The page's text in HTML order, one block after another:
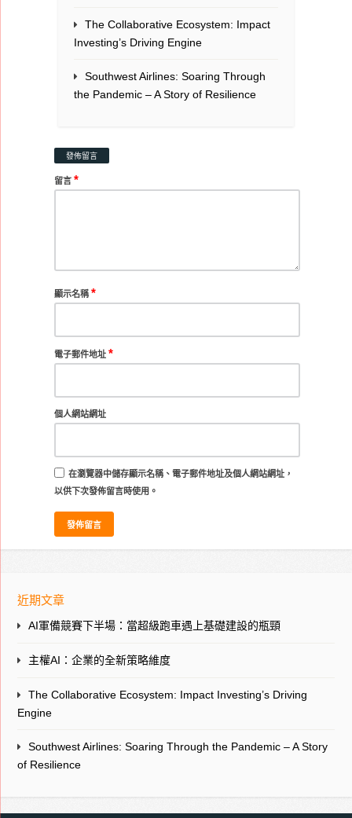
The Collaborative Ecosystem: Impact
Investing’s Driving Engine
Southwest Airlines: Soaring Through
the Pandemic – A Story of Resilience
發佈留言
留言 *
顯示名稱 *
電子郵件地址 *
個人網站網址
在瀏覽器中儲存顯示名稱、電子郵件地址及個人網站網址，
以供下次發佈留言時使用。
近期文章
AI軍備競賽下半場：當超級跑車遇上基礎建設的瓶頸
主權AI：企業的全新策略維度
The Collaborative Ecosystem: Impact Investing’s Driving
Engine
Southwest Airlines: Soaring Through the Pandemic – A Story
of Resilience